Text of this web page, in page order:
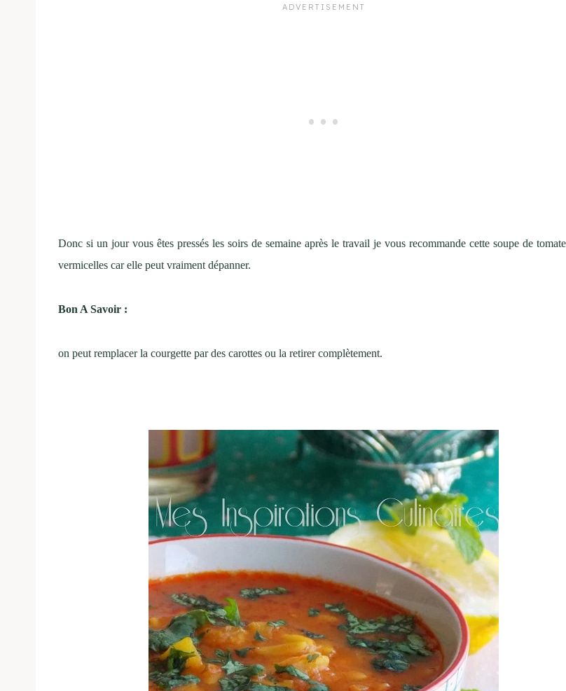
Donc si un jour vous êtes pressés les soirs de semaine après le travail je vous recommande cette soupe de
vermicelles car elle peut vraiment dépanner.
Bon A Savoir :
on peut remplacer la courgette par des carottes ou la retirer complètement.